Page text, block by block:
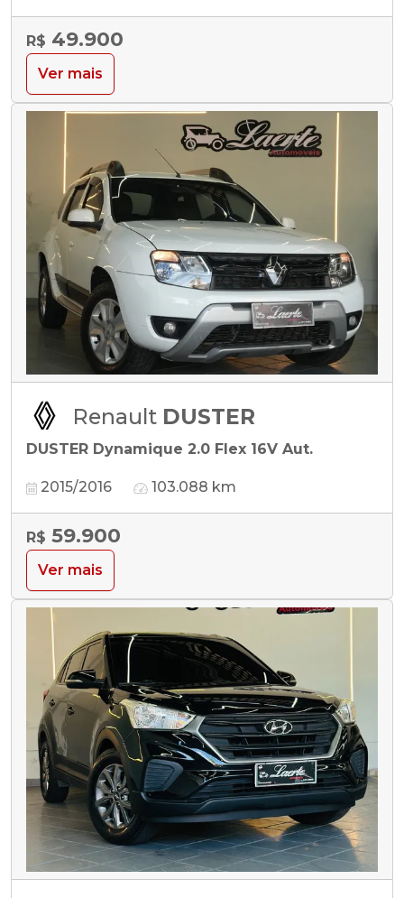
R$ 49.900
Ver mais
Renault DUSTER
DUSTER Dynamique 2.0 Flex 16V Aut.
2015/2016 103.088 km
R$ 59.900
Ver mais